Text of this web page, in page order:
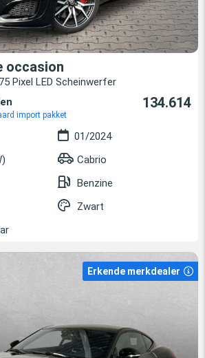
occasion
Pixel LED Scheinwerfer
import pakket
134.614
01/2024
Cabrio
Benzine
Zwart
Erkende merkdealer